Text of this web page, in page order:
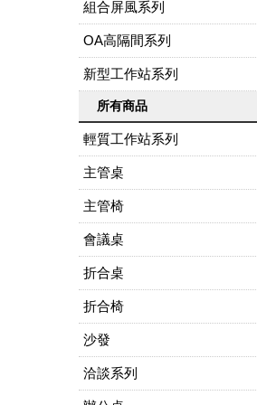
組合屏風系列
OA高隔間系列
新型工作站系列
所有商品
輕質工作站系列
主管桌
主管椅
會議桌
折合桌
折合椅
沙發
洽談系列